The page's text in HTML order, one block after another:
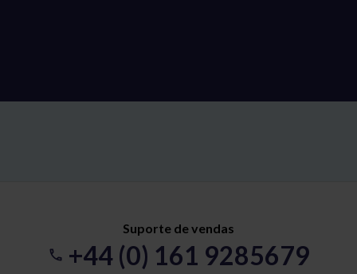
Suporte de vendas
+44 (0) 161 9285679